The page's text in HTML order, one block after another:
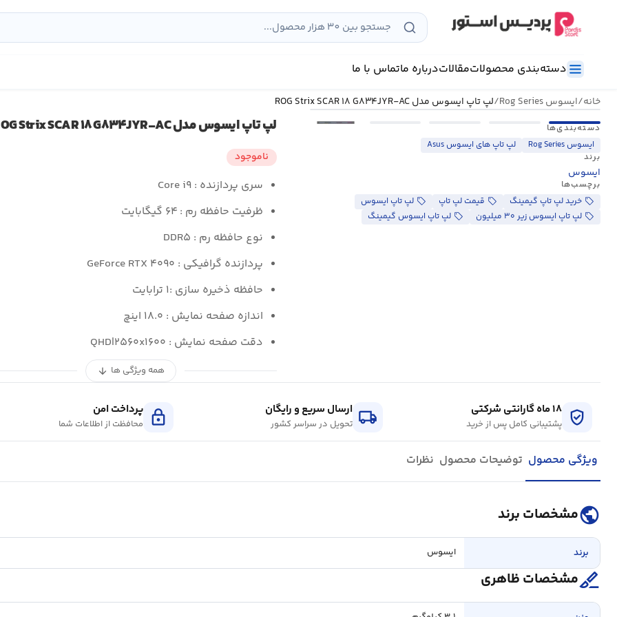
دسته‌بندی محصولاتمقالاتدرباره ماتماس با ما
خانه/ایسوس Rog Series /لپ تاپ ایسوس مدل ROG Strix SCAR ۱۸ G۸۳۴JYR-AC
•••
دسته‌بندی‌ها
ایسوس Rog Series
لپ تاپ های ایسوس Asus
برند
ایسوس
برچسب‌ها
خرید لپ تاپ گیمینگ
قیمت لپ تاپ
لپ تاپ ایسوس
لپ تاپ ایسوس زیر ۳۰ میلیون
لپ تاپ ایسوس گیمینگ
لپ تاپ ایسوس مدل ROG Strix SCAR ۱۸ G۸۳۴JYR-AC
ناموجود
سری پردازنده : Core i۹
ظرفیت حافظه رم : ۶۴ گیگابایت
نوع حافظه رم : DDR۵
پردازنده گرافیکی : GeForce RTX ۴۰۹۰
حافظه ذخیره سازی :۱ ترابایت
اندازه صفحه نمایش : ۱۸.۰ اینچ
دقت صفحه نمایش : QHD|۲۵۶۰x۱۶۰۰
همه ویژگی ها arrow_downward
verified_user ۱۸ ماه گارانتی شرکتی
پشتیبانی کامل پس از خرید local_shipping ارسال سریع و رایگان
تحویل در سراسر کشور lock پرداخت امن
محافظت از اطلاعات شما
ویژگی محصول توضیحات محصول نظرات
publicمشخصات برند
برند ایسوس
surgicalمشخصات ظاهری